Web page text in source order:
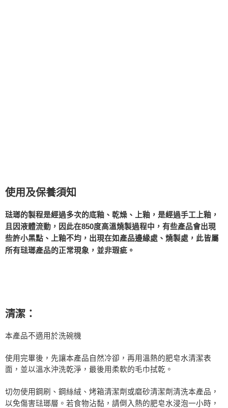
使用及保養須知
琺瑯的製程是經過多次的底釉、乾燥、上釉，是經過手工上釉，
且因液體流動，因此在850度高溫燒製過程中，有些產品會出現
些許小黑點、上釉不均，出現在如產品邊緣處、燒製處，此皆屬
所有琺瑯產品的正常現象，並非瑕疵。
清潔：
本產品不適用於洗碗機
使用完畢後，先讓本產品自然冷卻，再用溫熱的肥皂水清潔表
面，並以溫水沖洗乾淨，最後用柔軟的毛巾拭乾。
切勿使用鋼刷、鋼絲絨、烤箱清潔劑或磨砂清潔劑清洗本產品，
以免傷害琺瑯層。若食物沾黏，請倒入熱的肥皂水浸泡一小時，